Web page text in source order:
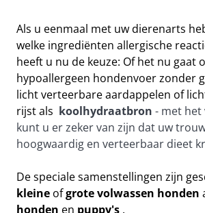
Als u eenmaal met uw dierenarts
welke ingrediënten allergische
heeft u nu de keuze: Of het nu gaat
hypoallergeen hondenvoer zonder
licht verteerbare aardappelen of
rijst als koolhydraatbron - met het
kunt u er zeker van zijn dat uw
hoogwaardig en verteerbaar dieet
De speciale samenstellingen zijn
kleine of grote volwassen honden
honden en puppy's .